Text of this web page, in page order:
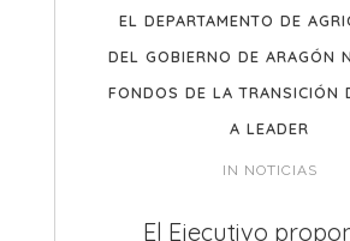
EL DEPARTAMENTO DE
DEL GOBIERNO DE ARAGÓN
FONDOS DE LA TRANSICIÓN
A LEADER
IN NOTICIAS
El Ejecutivo